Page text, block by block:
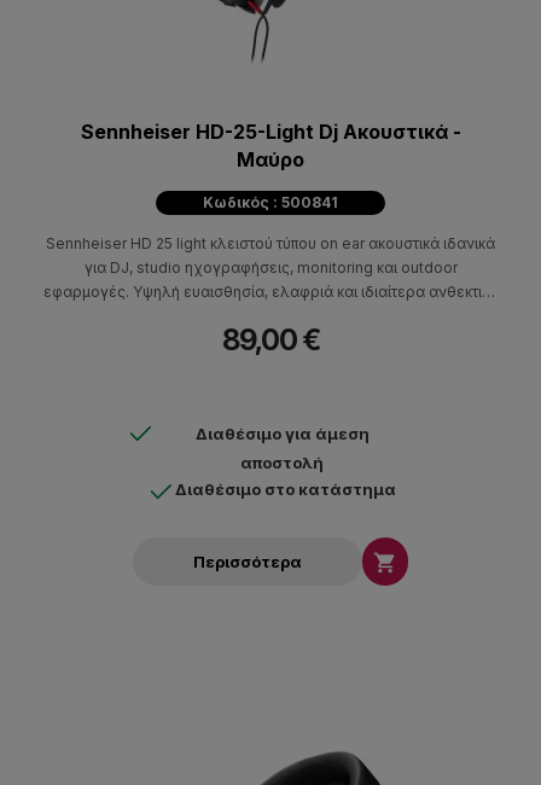
Sennheiser HD-25-Light Dj Ακουστικά -
Μαύρο
Κωδικός : 500841
Sennheiser HD 25 light κλειστού τύπου on ear ακουστικά ιδανικά
για DJ, studio ηχογραφήσεις, monitoring και outdoor
εφαρμογές. Υψηλή ευαισθησία, ελαφριά και ιδιαίτερα ανθεκτική
89,00 €
Διαθέσιμο για άμεση
αποστολή
Διαθέσιμο στο κατάστημα
Περισσότερα 